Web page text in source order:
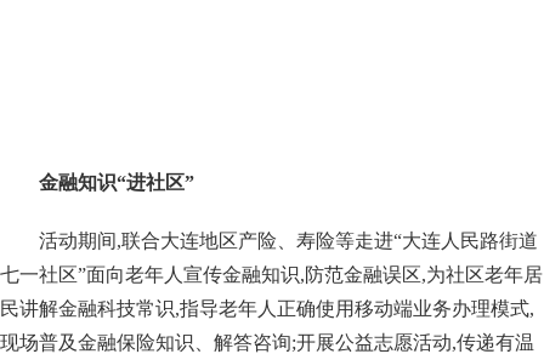
金融知识“进社区”
活动期间,联合大连地区产险、寿险等走进“大连人民路街道
七一社区”面向老年人宣传金融知识,防范金融误区,为社区老年居
民讲解金融科技常识,指导老年人正确使用移动端业务办理模式,
现场普及金融保险知识、解答咨询;开展公益志愿活动,传递有温